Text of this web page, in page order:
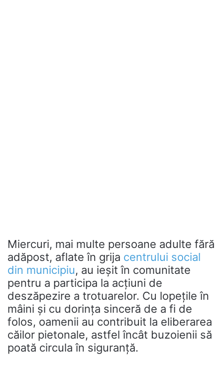
Miercuri, mai multe persoane adulte fără
adăpost, aflate în grija centrului social
din municipiu, au ieșit în comunitate
pentru a participa la acțiuni de
deszăpezire a trotuarelor. Cu lopețile în
mâini și cu dorința sinceră de a fi de
folos, oamenii au contribuit la eliberarea
căilor pietonale, astfel încât buzoienii să
poată circula în siguranță.